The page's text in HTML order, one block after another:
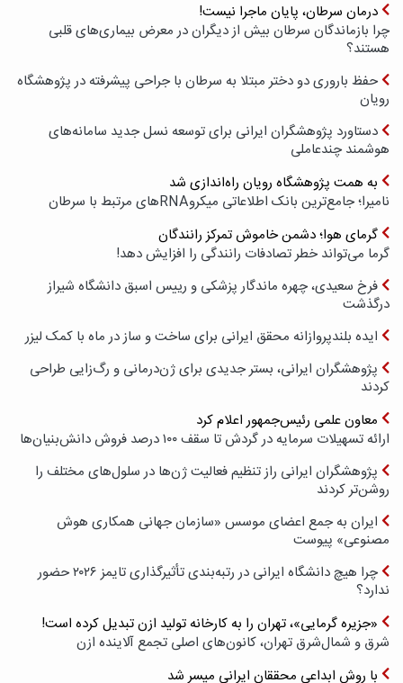
درمان سرطان، پایان ماجرا نیست!
چرا بازماندگان سرطان بیش از دیگران در معرض بیماری‌های قلبی
هستند؟
حفظ باروری دو دختر مبتلا به سرطان با جراحی پیشرفته در پژوهشگاه
رویان
دستاورد پژوهشگران ایرانی برای توسعه نسل جدید سامانه‌های
هوشمند چندعاملی
به همت پژوهشگاه رویان راه‌اندازی شد
نامیرا؛ جامع‌ترین بانک اطلاعاتی میکروRNAهای مرتبط با سرطان
گرمای هوا؛ دشمن خاموش تمرکز رانندگان
گرما می‌تواند خطر تصادفات رانندگی را افزایش دهد!
فرخ سعیدی، چهره ماندگار پزشکی و رییس اسبق دانشگاه شیراز
درگذشت
ایده بلندپروازانه محقق ایرانی برای ساخت و ساز در ماه با کمک لیزر
پژوهشگران ایرانی، بستر جدیدی برای ژن‌درمانی و رگ‌زایی طراحی
کردند
معاون علمی رئیس‌جمهور اعلام کرد
ارائه تسهیلات سرمایه در گردش تا سقف ۱۰۰ درصد فروش دانش‌بنیان‌ها
پژوهشگران ایرانی راز تنظیم فعالیت ژن‌ها در سلول‌های مختلف را
روشن‌تر کردند
ایران به جمع اعضای موسس «سازمان جهانی همکاری هوش
مصنوعی» پیوست
چرا هیچ دانشگاه ایرانی در رتبه‌بندی تأثیرگذاری تایمز ۲۰۲۶ حضور
ندارد؟
«جزیره گرمایی»، تهران را به کارخانه تولید ازن تبدیل کرده است!
شرق و شمال‌شرق تهران، کانون‌های اصلی تجمع آلاینده ازن
با روش ابداعی محققان ایرانی میسر شد